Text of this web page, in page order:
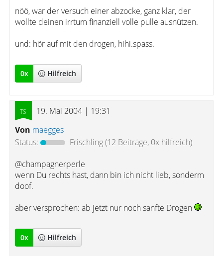
nöö, war der versuch einer abzocke, ganz klar, der
wollte deinen irrtum finanziell volle pulle ausnützen.
und: hör auf mit den drogen, hihi.spass.
0x Hilfreich
19. Mai 2004 | 19:31
Von maegges
Status:
Frischling(12 Beiträge, 0x hilfreich)
@champagnerperle
wenn Du rechts hast, dann bin ich nicht lieb, sonderm
doof.
aber versprochen: ab jetzt nur noch sanfte Drogen
0x Hilfreich